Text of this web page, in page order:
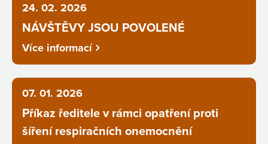
24. 02. 2026
NÁVŠTĚVY JSOU POVOLENÉ
Více informací
07. 01. 2026
Příkaz ředitele v rámci opatření proti
šíření respiračních onemocnění